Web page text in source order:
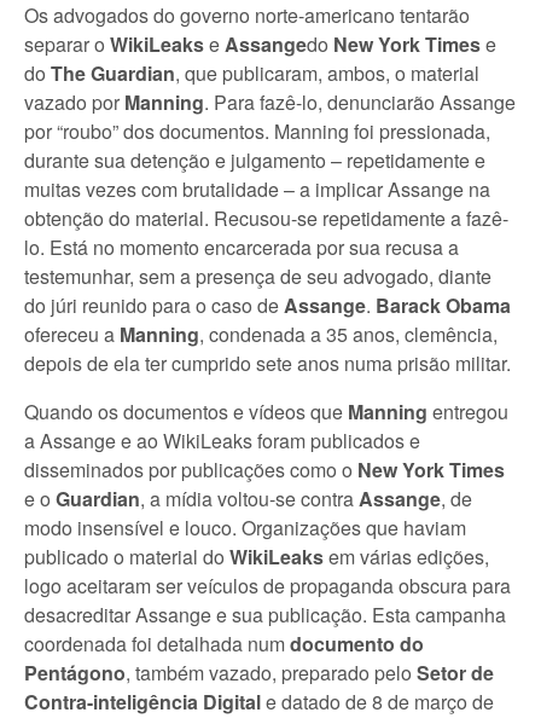
Os advogados do governo norte-americano tentarão
separar o WikiLeakseAssangedo New York Timese
do The Guardian, que publicaram, ambos, o material
vazado por Manning. Para fazê-lo, denunciarão Assange
por “roubo” dos documentos. Manning foi pressionada,
durante sua detenção e julgamento – repetidamente e
muitas vezes com brutalidade – a implicar Assange na
obtenção do material. Recusou-se repetidamente a fazê-
lo. Está no momento encarcerada por sua recusa a
testemunhar, sem a presença de seu advogado, diante
do júri reunido para o caso deAssange. Barack Obama
ofereceu a Manning, condenada a 35 anos, clemência,
depois de ela ter cumprido sete anos numa prisão militar.
Quando os documentos e vídeos que Manning entregou
a Assange e ao WikiLeaks foram publicados e
disseminados por publicações como o New York Times
e o Guardian, a mídia voltou-se contraAssange, de
modo insensível e louco. Organizações que haviam
publicado o material do WikiLeaksem várias edições,
logo aceitaram ser veículos de propaganda obscura para
desacreditar Assange e sua publicação. Esta campanha
coordenada foi detalhada numdocumento do
Pentágono, também vazado, preparado pelo Setor de
Contra-inteligência Digitale datado de 8 de março de